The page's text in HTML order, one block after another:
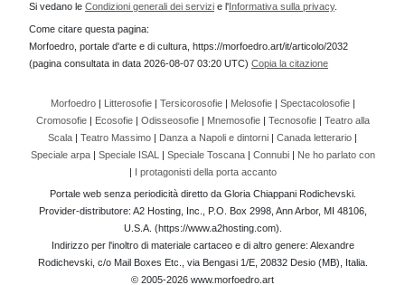
Si vedano le Condizioni generali dei servizi e l' Informativa sulla privacy.
Come citare questa pagina:
Morfoedro, portale d'arte e di cultura, https://morfoedro.art/it/articolo/2032
(pagina consultata in data 2026-08-07 03:20 UTC) Copia la citazione
Morfoedro| Litterosofie| Tersicorosofie| Melosofie| Spectacolosofie|
Cromosofie| Ecosofie| Odisseosofie| Mnemosofie| Tecnosofie| Teatro alla
Scala | Teatro Massimo | Danza a Napoli e dintorni | Canada letterario |
Speciale arpa| Speciale ISAL | Speciale Toscana| Connubi| Ne ho parlato con
| I protagonisti della porta accanto
Portale web senza periodicità diretto da Gloria Chiappani Rodichevski.
Provider-distributore: A2 Hosting, Inc., P.O. Box 2998, Ann Arbor, MI 48106,
U.S.A. (https://www.a2hosting.com).
Indirizzo per l'inoltro di materiale cartaceo e di altro genere: Alexandre
Rodichevski, c/o Mail Boxes Etc., via Bengasi 1/E, 20832 Desio (MB), Italia.
© 2005-2026 www.morfoedro.art